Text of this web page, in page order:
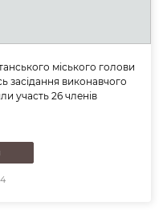
міського голови
засідання виконавчого
участь 26 членів